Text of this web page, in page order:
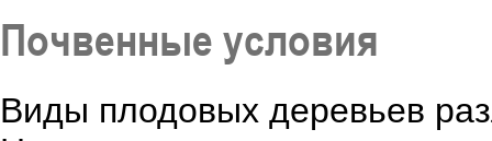
Почвенные условия
Виды плодовых деревьев